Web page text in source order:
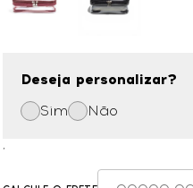
Deseja personalizar?
Sim
Não